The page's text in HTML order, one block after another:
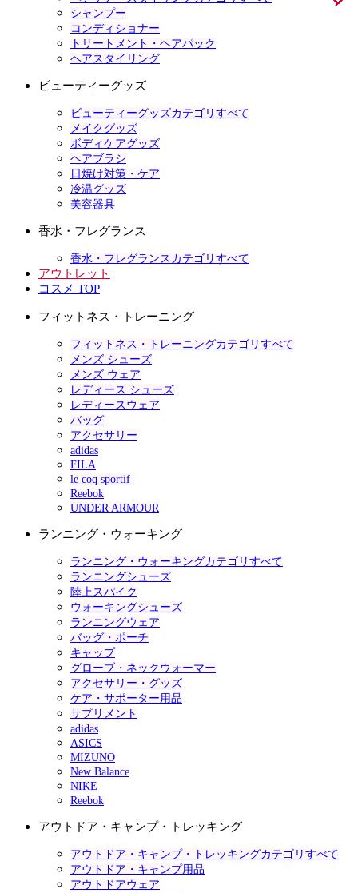
シャンプー
コンディショナー
トリートメント・ヘアパック
ヘアスタイリング
ビューティーグッズ
ビューティーグッズカテゴリすべて
メイクグッズ
ボディケアグッズ
ヘアブラシ
日焼け対策・ケア
冷温グッズ
美容器具
香水・フレグランス
香水・フレグランスカテゴリすべて
アウトレット
コスメ TOP
フィットネス・トレーニング
フィットネス・トレーニングカテゴリすべて
メンズ シューズ
メンズ ウェア
レディース シューズ
レディースウェア
バッグ
アクセサリー
adidas
FILA
le coq sportif
Reebok
UNDER ARMOUR
ランニング・ウォーキング
ランニング・ウォーキングカテゴリすべて
ランニングシューズ
陸上スパイク
ウォーキングシューズ
ランニングウェア
バッグ・ポーチ
キャップ
グローブ・ネックウォーマー
アクセサリー・グッズ
ケア・サポーター用品
サプリメント
adidas
ASICS
MIZUNO
New Balance
NIKE
Reebok
アウトドア・キャンプ・トレッキング
アウトドア・キャンプ・トレッキングカテゴリすべて
アウトドア・キャンプ用品
アウトドアウェア